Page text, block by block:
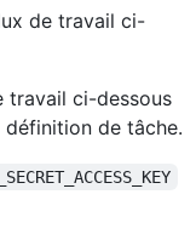
de travail ci-
travail ci-dessous
définition de tâche.